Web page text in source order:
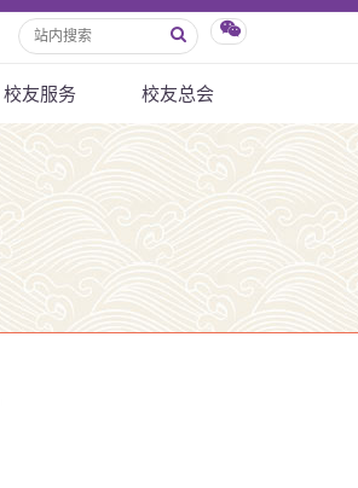
校友服务 校友总会